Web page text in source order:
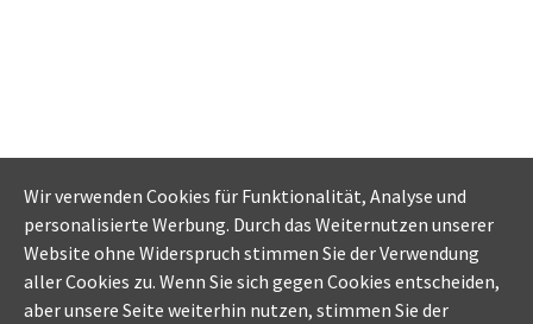
Wir verwenden Cookies für Funktionalität, Analyse und
personalisierte Werbung. Durch das Weiternutzen unserer
Website ohne Widerspruch stimmen Sie der Verwendung
aller Cookies zu. Wenn Sie sich gegen Cookies entscheiden,
aber unsere Seite weiterhin nutzen, stimmen Sie der